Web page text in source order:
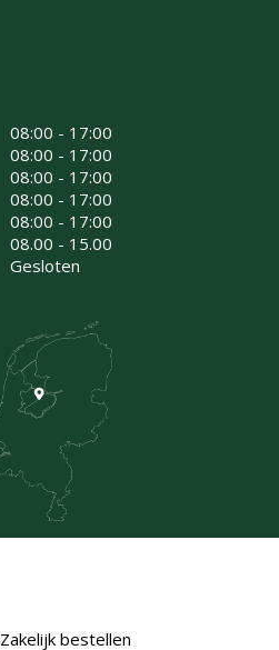
08:00 - 17:00
08:00 - 17:00
08:00 - 17:00
08:00 - 17:00
08:00 - 17:00
08.00 - 15.00
Gesloten
Zakelijk bestellen